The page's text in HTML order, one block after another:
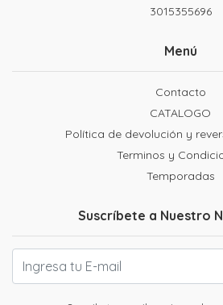
3015355696
Menú
Contacto
CATALOGO
Política de devolución y
Terminos y
Temporadas
Suscríbete a Nuestro